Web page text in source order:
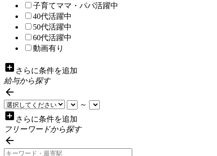
子育てママ・パパ活躍中
40代活躍中
50代活躍中
60代活躍中
動画有り
add_box さらに条件を追加
給与から探す

～
add_box さらに条件を追加
フリーワードから探す
